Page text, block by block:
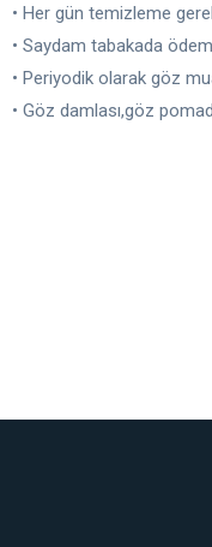
• Her gün temizleme
• Saydam tabakada
• Periyodik olarak göz
• Göz damlası,göz